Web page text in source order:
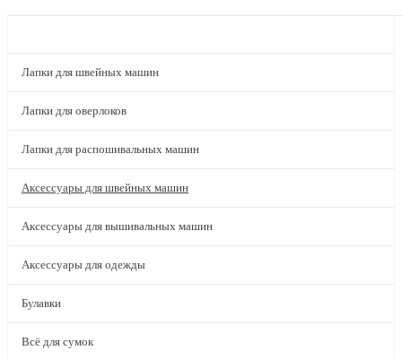
Лапки для швейных машин
Лапки для оверлоков
Лапки для распошивальных машин
Аксессуары для швейных машин
Аксессуары для вышивальных машин
Аксессуары для одежды
Булавки
Всё для сумок